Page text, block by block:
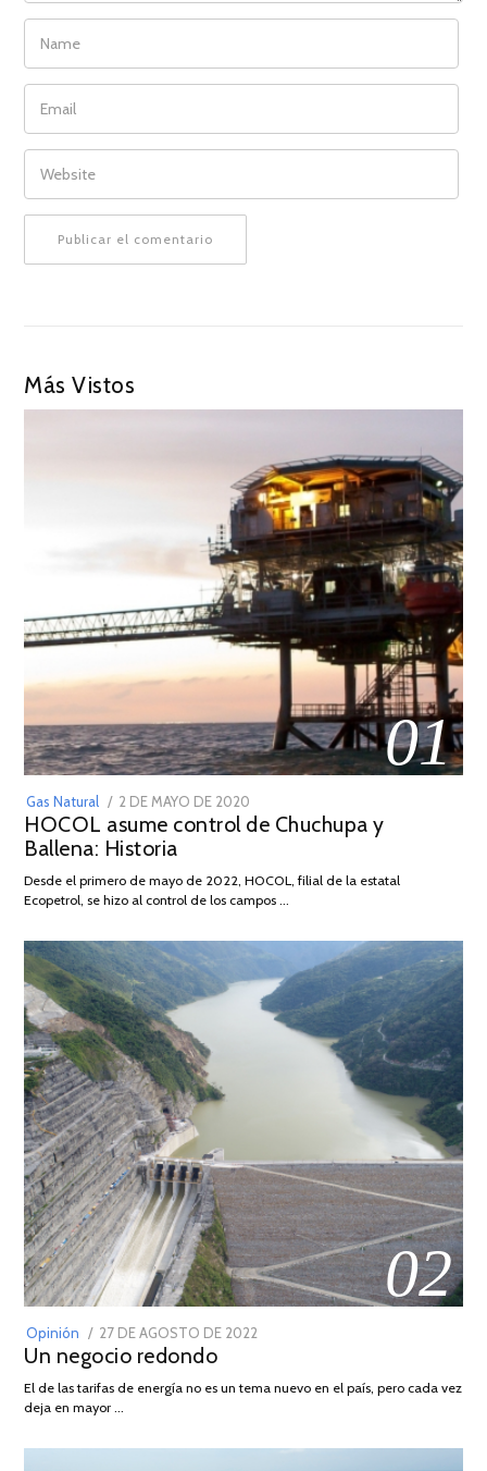
NAME
EMAIL
WEBSITE
Más Vistos
01
Gas Natural
POSTED
ON
2 DE MAYO DE 2020
DE
2026
HOCOL asume control de Chuchupa y
Ballena: Historia
Desde el primero de mayo de 2022, HOCOL, filial de la estatal
Ecopetrol, se hizo al control de los campos …
02
Opinión
POSTED
ON
27 DE AGOSTO DE 2022
DE
Un negocio redondo
El de las tarifas de energía no es un tema nuevo en el país, pero cada vez
deja en mayor …